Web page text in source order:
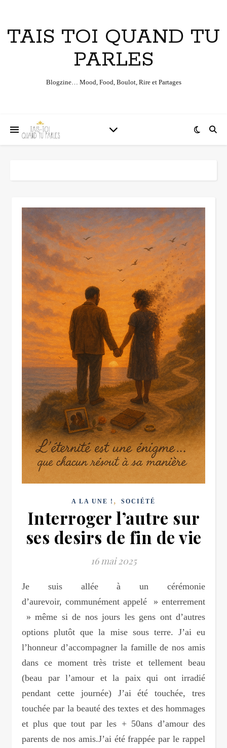
TAIS TOI QUAND TU
PARLES
Blogzine… Mood, Food, Boulot, Rire et Partages
A LA UNE ! , SOCIÉTÉ
Interroger l’autre sur
ses desirs de fin de vie
16 mai 2025
Je suis allée à un cérémonie
d’aurevoir, communément appelé » enterrement
» même si de nos jours les gens ont d’autres
options plutôt que la mise sous terre. J’ai eu
l’honneur d’accompagner la famille de nos amis
dans ce moment très triste et tellement beau
(beau par l’amour et la paix qui ont irradié
pendant cette journée) J’ai été touchée, tres
touchée par la beauté des textes et des hommages
et plus que tout par les + 50ans d’amour des
parents de nos amis.J’ai été frappée par le rappel